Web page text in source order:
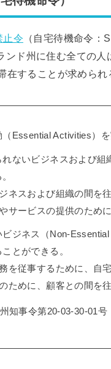
止令 （自宅待機命令
ンド州に住む全ての
在することが求められ
Essential Activities）
れないビジネスおよび
ネスおよび組織の間を
サービスの提供のため
ビジネス（Non-
とができる。
を従事するために、自
ために、顧客との間を
知事令第20-03-30-01号